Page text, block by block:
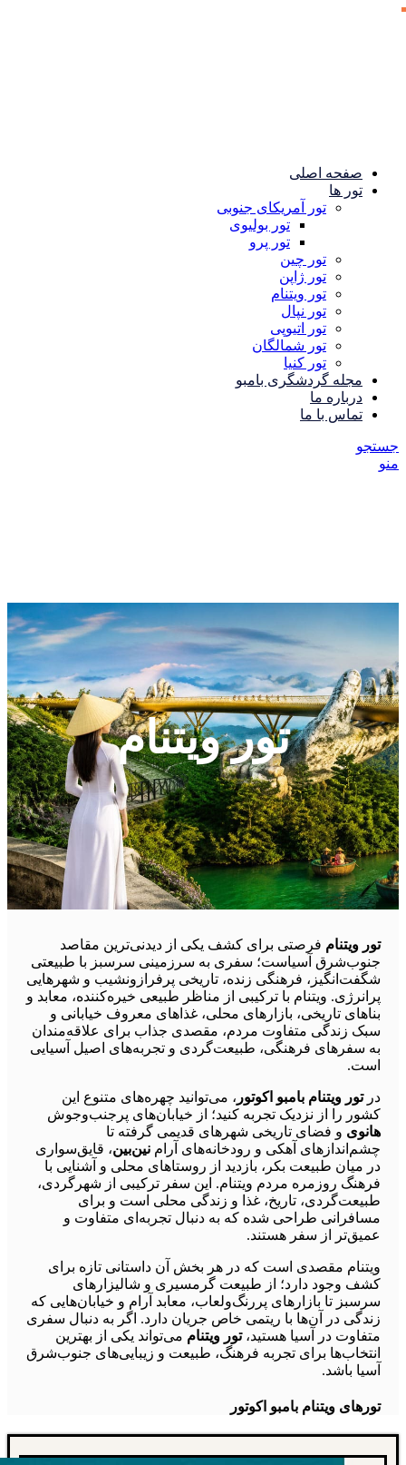
صفحه اصلی
تور ها
تور آمریکای جنوبی
تور بولیوی
تور پرو
تور چین
تور ژاپن
تور ویتنام
تور نپال
تور اتیوپی
تور شمالگان
تور کنیا
مجله گردشگری بامبو
درباره ما
تماس با ما
جستجو
منو
تور ویتنام
تور ویتنام فرصتی برای کشف یکی از دیدنی‌ترین مقاصد
جنوب‌شرق آسیاست؛ سفری به سرزمینی سرسبز با طبیعتی
شگفت‌انگیز، فرهنگی زنده، تاریخی پرفرازونشیب و شهرهایی
پرانرژی. ویتنام با ترکیبی از مناظر طبیعی خیره‌کننده، معابد و
بناهای تاریخی، بازارهای محلی، غذاهای معروف خیابانی و
سبک زندگی متفاوت مردم، مقصدی جذاب برای علاقه‌مندان
به سفرهای فرهنگی، طبیعت‌گردی و تجربه‌های اصیل آسیایی
است.
درتور ویتنام بامبو اکوتور ، می‌توانید چهره‌های متنوع این
کشور را از نزدیک تجربه کنید؛ از خیابان‌های پرجنب‌وجوش
هانوی و فضای تاریخی شهرهای قدیمی گرفته تا
چشم‌اندازهای آهکی و رودخانه‌های آرام نین‌بین، قایق‌سواری
در میان طبیعت بکر، بازدید از روستاهای محلی و آشنایی با
فرهنگ روزمره مردم ویتنام. این سفر ترکیبی از شهرگردی،
طبیعت‌گردی، تاریخ، غذا و زندگی محلی است و برای
مسافرانی طراحی شده که به دنبال تجربه‌ای متفاوت و
عمیق‌تر از سفر هستند.
ویتنام مقصدی است که در هر بخش آن داستانی تازه برای
کشف وجود دارد؛ از طبیعت گرمسیری و شالیزارهای
سرسبز تا بازارهای پررنگ‌ولعاب، معابد آرام و خیابان‌هایی که
زندگی در آن‌ها با ریتمی خاص جریان دارد. اگر به دنبال سفری
متفاوت در آسیا هستید،تور ویتنام می‌تواند یکی از بهترین
انتخاب‌ها برای تجربه فرهنگ، طبیعت و زیبایی‌های جنوب‌شرق
آسیا باشد.
تورهای ویتنام بامبو اکوتور